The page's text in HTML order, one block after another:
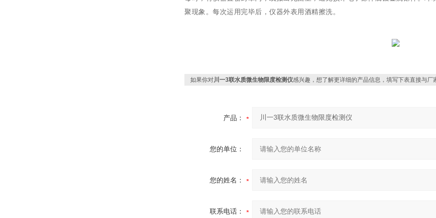
聚现象。每次运用完毕后，仪器外表用酒精擦洗。
如果你对川一3联水质微生物限度检测仪感兴趣，想了解更详细的产品信息，填写下表直接与厂
产品：
您的单位：
您的姓名：
联系电话：